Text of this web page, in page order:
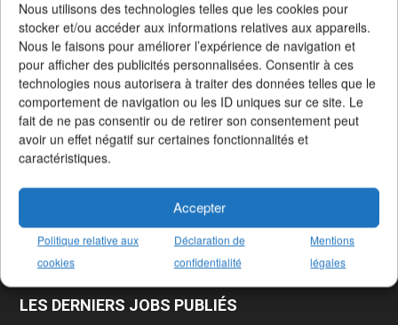
Nous utilisons des technologies telles que les cookies pour
stocker et/ou accéder aux informations relatives aux appareils.
Nous le faisons pour améliorer l’expérience de navigation et
pour afficher des publicités personnalisées. Consentir à ces
technologies nous autorisera à traiter des données telles que le
comportement de navigation ou les ID uniques sur ce site. Le
fait de ne pas consentir ou de retirer son consentement peut
avoir un effet négatif sur certaines fonctionnalités et
caractéristiques.
Accepter
Politique relative aux
cookies
Déclaration de
confidentialité
Mentions
légales
Un Job dans la Pub en 3 chiffres clés
+19414 offres d'emploi
+2164 agenceset annonceurs
LES DERNIERS JOBS PUBLIÉS